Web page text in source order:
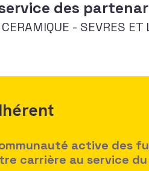
des
- SEVRES ET
active des
carrière au service du